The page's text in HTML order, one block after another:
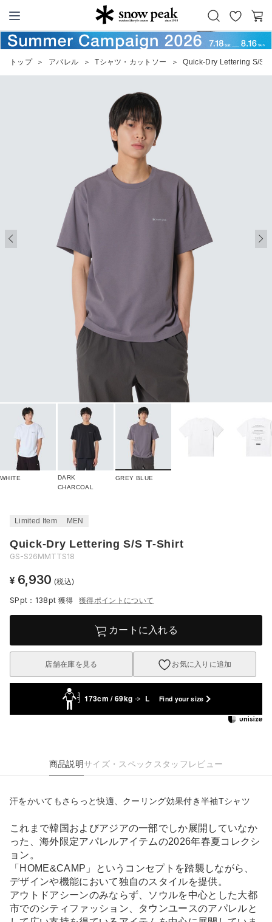
Snow Peak
お
気
カ
ー
トップ ＞ アパレル ＞ Tシャツ・カットソー ＞ Quick-Dry Lettering S/S
WHITE
DARK
CHARCOAL
GREY BLUE
Limited Item MEN
Quick-Dry Lettering S/S T-Shirt
GS-S26MMTTS18
¥ 6,930 (税込)
SPpt：138pt 獲得 獲得ポイントについて
カートに入れる
店舗在庫を見る お気に入りに追加
173cm / 69kg L Find your size
商品説明サイズ・スペック スタッフレビュー
汗をかいてもさらっと快適、クーリング効果付き半袖Tシャツ
これまで韓国およびアジアの一部でしか展開していなか
った、海外限定アパレルアイテムの2026年春夏コレクシ
ョン。
「HOME&CAMP」というコンセプトを踏襲しながら、
デザインや機能において独自のスタイルを提供。
アウトドアシーンのみならず、ソウルを中心とした大都
市でのシティファッション、タウンユースのアパレルと